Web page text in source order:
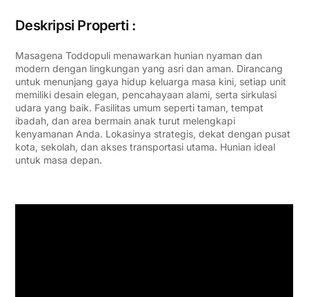
Deskripsi Properti :
Masagena Toddopuli menawarkan hunian nyaman dan
modern dengan lingkungan yang asri dan aman. Dirancang
untuk menunjang gaya hidup keluarga masa kini, setiap unit
memiliki desain elegan, pencahayaan alami, serta sirkulasi
udara yang baik. Fasilitas umum seperti taman, tempat
ibadah, dan area bermain anak turut melengkapi
kenyamanan Anda. Lokasinya strategis, dekat dengan pusat
kota, sekolah, dan akses transportasi utama. Hunian ideal
untuk masa depan.